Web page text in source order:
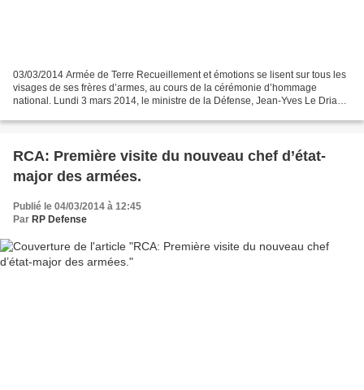
03/03/2014 Armée de Terre Recueillement et émotions se lisent sur tous les
visages de ses frères d’armes, au cours de la cérémonie d’hommage
national. Lundi 3 mars 2014, le ministre de la Défense, Jean-Yves Le Drian a
RCA: Première visite du nouveau chef d’état-
major des armées.
Publié le 04/03/2014 à 12:45
Par RP Defense